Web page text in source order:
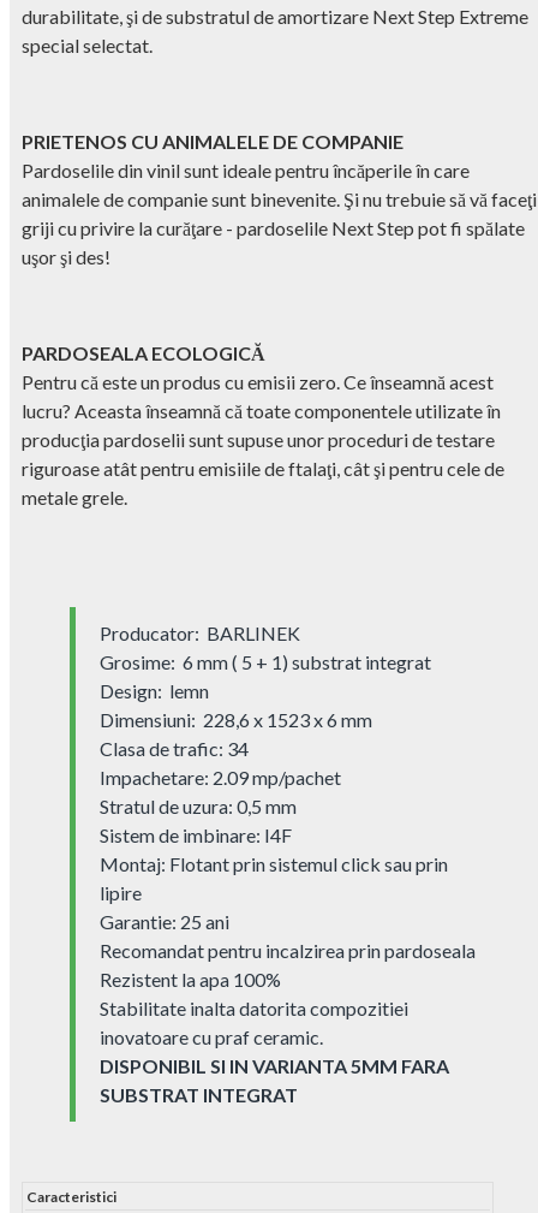
durabilitate, şi de substratul de amortizare Next Step Extreme
special selectat.
PRIETENOS CU ANIMALELE DE COMPANIE
Pardoselile din vinil sunt ideale pentru încăperile în care
animalele de companie sunt binevenite. Şi nu trebuie să vă faceţi
griji cu privire la curăţare - pardoselile Next Step pot fi spălate
uşor şi des!
PARDOSEALA ECOLOGICĂ
Pentru că este un produs cu emisii zero. Ce înseamnă acest
lucru? Aceasta înseamnă că toate componentele utilizate în
producţia pardoselii sunt supuse unor proceduri de testare
riguroase atât pentru emisiile de ftalaţi, cât şi pentru cele de
metale grele.
Producator: BARLINEK
Grosime: 6 mm ( 5 + 1) substrat integrat
Design: lemn
Dimensiuni: 228,6 x 1523 x 6 mm
Clasa de trafic: 34
Impachetare: 2.09 mp/pachet
Stratul de uzura: 0,5 mm
Sistem de imbinare: I4F
Montaj: Flotant prin sistemul click sau prin
lipire
Garantie: 25 ani
Recomandat pentru incalzirea prin pardoseala
Rezistent la apa 100%
Stabilitate inalta datorita compozitiei
inovatoare cu praf ceramic.
DISPONIBIL SI IN VARIANTA 5MM FARA
SUBSTRAT INTEGRAT
Caracteristici